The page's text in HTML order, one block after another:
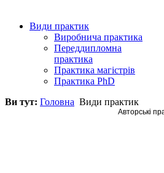
Види практик
Виробнича практика
Переддипломна
практика
Практика магістрів
Практика PhD
Ви тут: Головна Види практик
Авторські